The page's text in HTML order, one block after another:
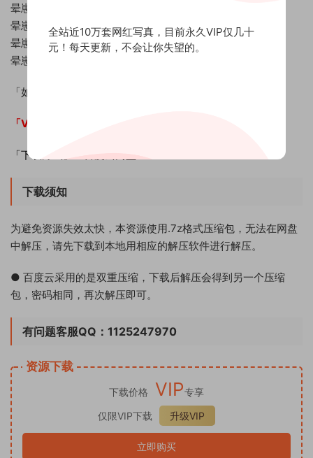
晕崽Zz NO.028 樱之诱惑 [67P-417MB]
晕崽Zz NO.027 捆绑抹油(恶魔的宝匣) [28P-342MB]
晕崽Zz NO.026 新衣 [87P-128MB]
晕崽Zz NO.025 白丝萝莉 [28P-226MB]
「如何下载」：
「VIP权益」：
「下载方式」：百度云网盘
下载须知
为避免资源失效太快，本资源使用.7z格式压缩包，无法在网盘
中解压，请先下载到本地用相应的解压软件进行解压。
● 百度云采用的是双重压缩，下载后解压会得到另一个压缩
包，密码相同，再次解压即可。
有问题客服QQ：1125247970
资源下载
下载价格 VIP专享
仅限VIP下载
升级VIP
立即购买
全站近10万套网红写真，目前永久VIP仅几十
元！每天更新，不会让你失望的。